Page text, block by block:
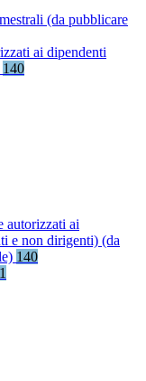
(da pubblicare
ai dipendenti
140
autorizzati ai
e non dirigenti) (da
140
1